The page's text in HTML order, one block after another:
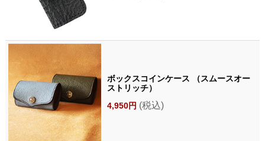
ボックスコインケース （スムースオー
ストリッチ）
4,950円 (税込)